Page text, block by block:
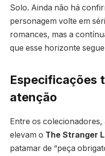
Solo. Ainda não há
personagem volte em
romances, mas a
que esse horizonte
Especificações
atenção
Entre os
elevam o The Stranger
patamar de “peça